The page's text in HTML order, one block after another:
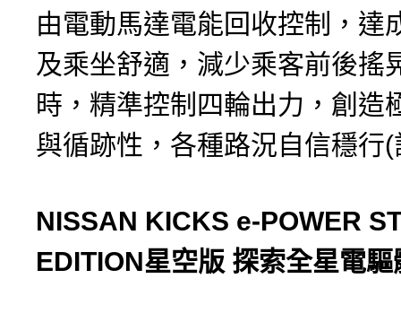
由電動馬達電能回收控制，達
及乘坐舒適，減少乘客前後搖
時，精準控制四輪出力，創造
與循跡性，各種路況自信穩行
NISSAN KICKS e-POWER
EDITION星空版 探索全星電驅